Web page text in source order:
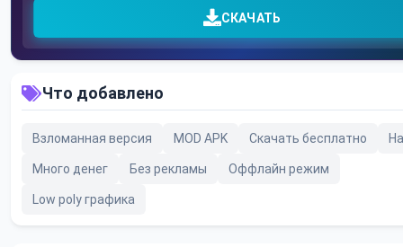
СКАЧАТЬ
Что добавлено
Взломанная версия MOD APK Скачать бесплатно
Много денег Без рекламы Оффлайн режим
Low poly графика